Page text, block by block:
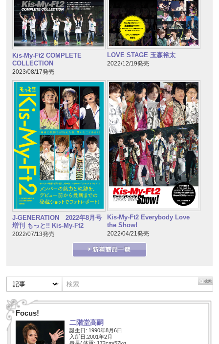
Kis-My-Ft2 COMPLETE
COLLECTION
2023/08/17発売
LOVE STAGE 玉森裕太
2022/12/19発売
J-GENERATION 2022年8月号
増刊 もっと!! Kis-My-Ft2
2022/07/13発売
Kis-My-Ft2 Everybody Love
the Show!
2022/04/21発売
Focus!
二階堂高嗣
誕生日: 1990年8月6日
入所日:2001年2月